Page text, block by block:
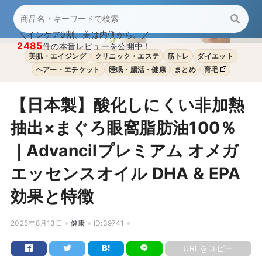
＼インケア9割、美は内側から。／
2485件の本音レビューを公開中！
美肌・エイジング クリニック・エステ 筋トレ
ダイエット
ヘアー・エチケット
睡眠・腸活・健康 まとめ 育毛
【日本製】酸化しにくい非加熱
抽出×まぐろ眼窩脂肪油100％
｜Advancilプレミアム オメガ
エッセンスオイル DHA & EPA
効果と特徴
2025年8月13日 健康 ID:39741
URLをコピー